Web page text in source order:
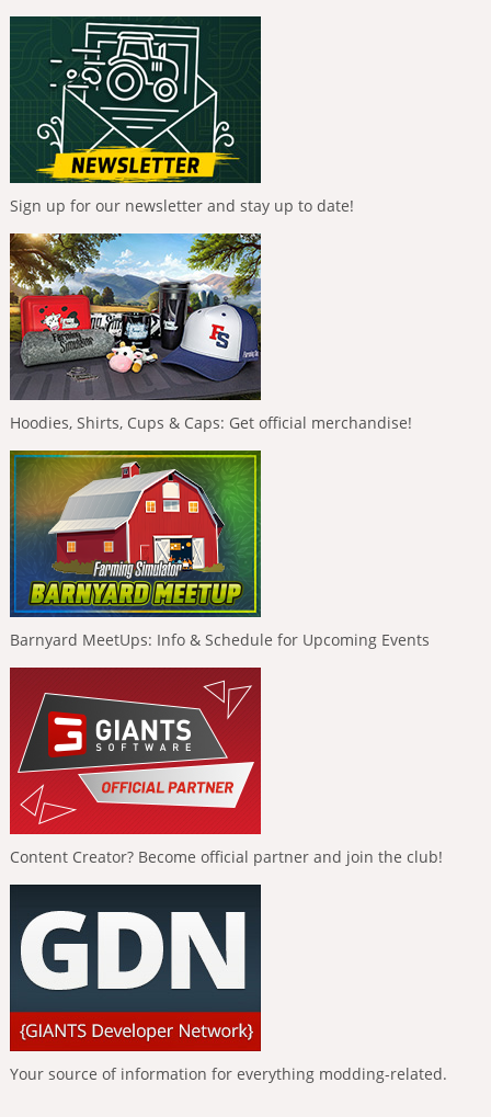
Sign up for our newsletter and stay up to date!
Hoodies, Shirts, Cups & Caps: Get official merchandise!
Barnyard MeetUps: Info & Schedule for Upcoming Events
Content Creator? Become official partner and join the club!
Your source of information for everything modding-related.